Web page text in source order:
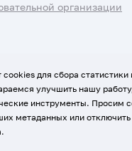
организации
данных
cookies для сбора статистики
улучшить нашу
инструменты. Просим
метаданных или